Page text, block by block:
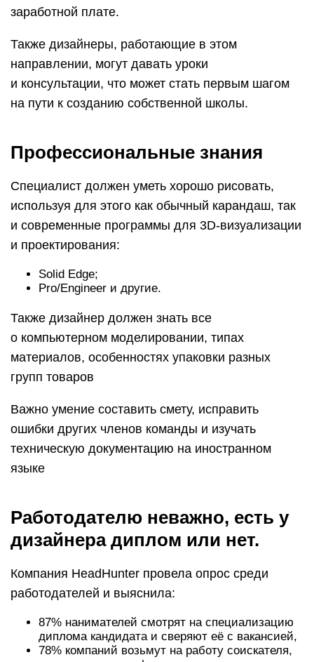
заработной плате.
Также дизайнеры, работающие в этом
направлении, могут давать уроки
и консультации, что может стать первым шагом
на пути к созданию собственной школы.
Профессиональные знания
Специалист должен уметь хорошо рисовать,
используя для этого как обычный карандаш, так
и современные программы для 3D-визуализации
и проектирования:
Solid Edge;
Pro/Engineer и другие.
Также дизайнер должен знать все
о компьютерном моделировании, типах
материалов, особенностях упаковки разных
групп товаров
Важно умение составить смету, исправить
ошибки других членов команды и изучать
техническую документацию на иностранном
языке
Работодателю неважно, есть у
дизайнера диплом или нет.
Компания HeadHunter провела опрос среди
работодателей и выяснила:
87% нанимателей смотрят на специализацию
диплома кандидата и сверяют её с вакансией,
78% компаний возьмут на работу соискателя,